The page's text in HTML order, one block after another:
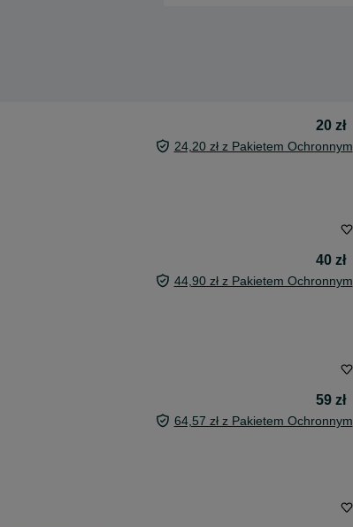
20 zł
24,20 zł z Pakietem Ochronnym
40 zł
44,90 zł z Pakietem Ochronnym
59 zł
64,57 zł z Pakietem Ochronnym